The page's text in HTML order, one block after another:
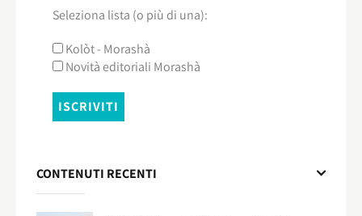
Seleziona lista (o più di una):
Kolòt - Morashà
Novità editoriali Morashà
CONTENUTI RECENTI